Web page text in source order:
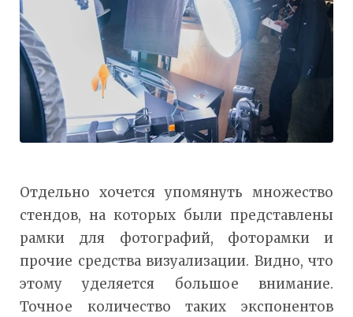
Отдельно хочется упомянуть множество
стендов, на которых были представлены
рамки для фотографий, фоторамки и
прочие средства визуализации. Видно, что
этому уделяется большое внимание.
Точное количество таких экспонентов